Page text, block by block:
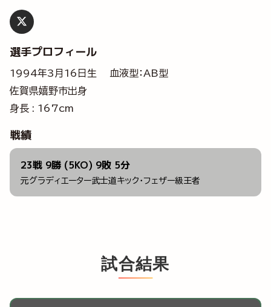
選手プロフィール
1994年3月16日生 血液型：AB型
佐賀県嬉野市出身
身長 : 167cm
戦績
23戦 9勝 (5KO) 9敗 5分
元グラディエーター武士道キック・フェザー級王者
試合結果